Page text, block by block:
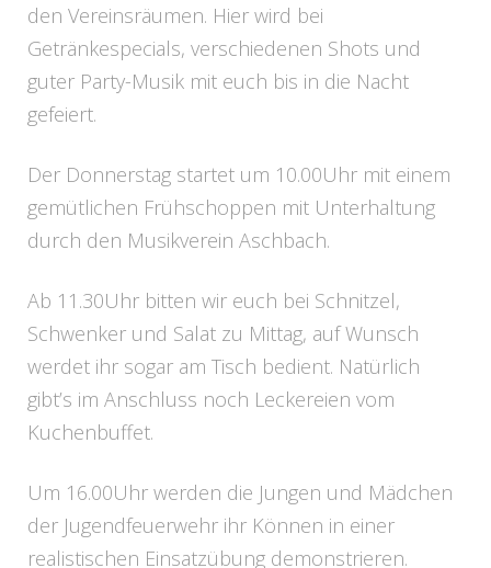
den Vereinsräumen. Hier wird bei
Getränkespecials, verschiedenen Shots und
guter Party-Musik mit euch bis in die Nacht
gefeiert.
Der Donnerstag startet um 10.00Uhr mit einem
gemütlichen Frühschoppen mit Unterhaltung
durch den Musikverein Aschbach.
Ab 11.30Uhr bitten wir euch bei Schnitzel,
Schwenker und Salat zu Mittag, auf Wunsch
werdet ihr sogar am Tisch bedient. Natürlich
gibt’s im Anschluss noch Leckereien vom
Kuchenbuffet.
Um 16.00Uhr werden die Jungen und Mädchen
der Jugendfeuerwehr ihr Können in einer
realistischen Einsatzübung demonstrieren.